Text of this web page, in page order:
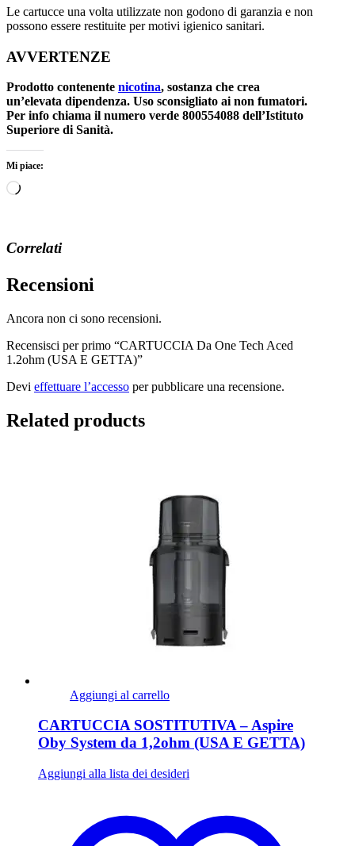
Le cartucce una volta utilizzate non godono di garanzia e non
possono essere restituite per motivi igienico sanitari.
AVVERTENZE
Prodotto contenente nicotina, sostanza che crea
un’elevata dipendenza. Uso sconsigliato ai non fumatori.
Per info chiama il numero verde 800554088 dell’Istituto
Superiore di Sanità.
Mi piace:
Caricamento
Correlati
Recensioni
Ancora non ci sono recensioni.
Recensisci per primo “CARTUCCIA Da One Tech Aced
1.2ohm (USA E GETTA)”
Devi effettuare l’accesso per pubblicare una recensione.
Related products
Aggiungi al carrello
CARTUCCIA SOSTITUTIVA – Aspire
Oby System da 1,2ohm (USA E GETTA)
Aggiungi alla lista dei desideri